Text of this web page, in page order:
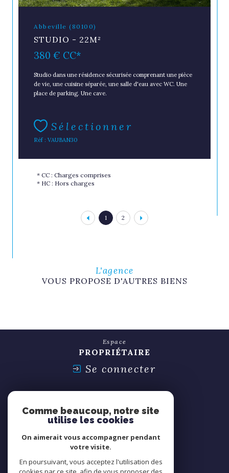
Abbeville (80100)
STUDIO - 22M²
380 € CC*
Studio dans une résidence sécurisée comprenant une pièce
de vie, une cuisine séparée, une salle d'eau avec WC. Une
place de parking. Une cave.
Sélectionner
Réf : VAUBAN30
* CC : Charges comprises
* HC : Hors charges
1 2
L'agence
VOUS PROPOSE D'AUTRES BIENS
Espace
PROPRIÉTAIRE
Se connecter
Espace
Se connecter
Comme beaucoup, notre site
utilise les cookies
On aimerait vous accompagner pendant
votre visite.
En poursuivant, vous acceptez l'utilisation des